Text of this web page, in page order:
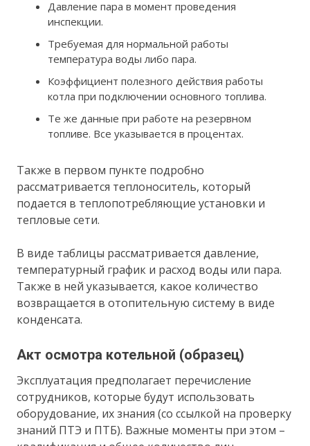
Давление пара в момент проведения
инспекции.
Требуемая для нормальной работы
температура воды либо пара.
Коэффициент полезного действия работы
котла при подключении основного топлива.
Те же данные при работе на резервном
топливе. Все указывается в процентах.
Также в первом пункте подробно
рассматривается теплоноситель, который
подается в теплопотребляющие установки и
тепловые сети.
В виде таблицы рассматривается давление,
температурный график и расход воды или пара.
Также в ней указывается, какое количество
возвращается в отопительную систему в виде
конденсата.
Акт осмотра котельной (образец)
Эксплуатация предполагает перечисление
сотрудников, которые будут использовать
оборудование, их знания (со ссылкой на проверку
знаний ПТЭ и ПТБ). Важные моменты при этом –